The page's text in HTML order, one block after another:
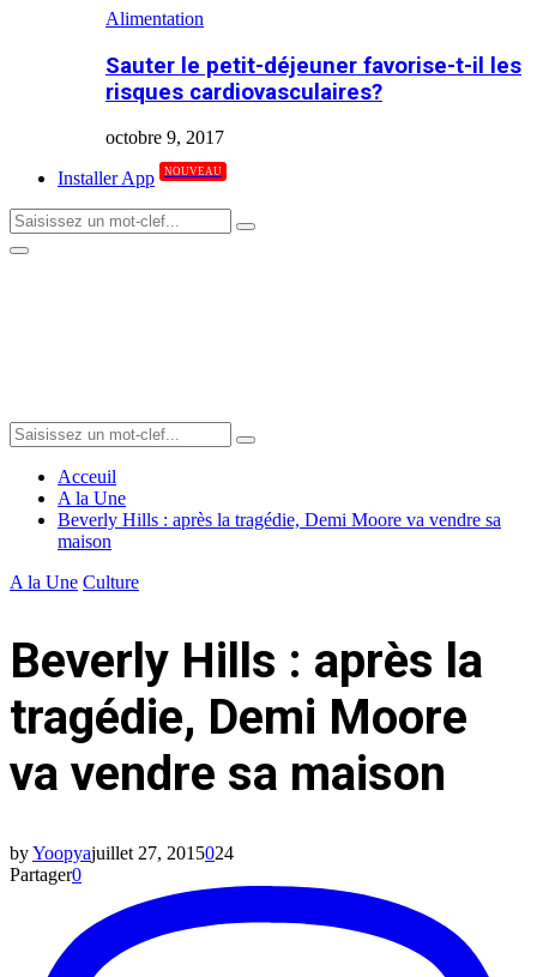
Alimentation
Sauter le petit-déjeuner favorise-t-il les
risques cardiovasculaires?
octobre 9, 2017
Installer App
NOUVEAU
Search
for:
Search
Primary
Search
for:
Search
Acceuil
A la Une
Beverly Hills : après la tragédie, Demi Moore va vendre sa
maison
A la Une Culture
Beverly Hills : après la
tragédie, Demi Moore
va vendre sa maison
byYoopyajuillet 27, 2015024
Partager0